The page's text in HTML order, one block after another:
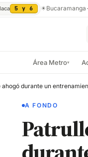
5 y 6 ☀Bucaramanga
Área Metro▾
durante un
A FONDO